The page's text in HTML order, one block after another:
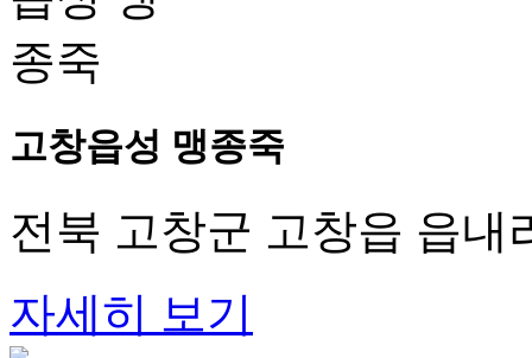
고창읍성 맹종죽
전북 고창군 고창읍 읍내
자세히 보기